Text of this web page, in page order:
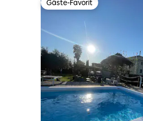
Gäste-Favorit
Gäste-Favorit